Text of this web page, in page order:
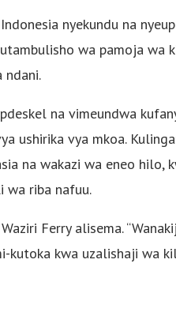
nyekundu na
wa pamoja wa
ndani.
na vimeundwa
ushirika vya mkoa.
na wakazi wa eneo hilo,
wa riba nafuu.
Ferry alisema.
kutoka kwa uzalishaji wa